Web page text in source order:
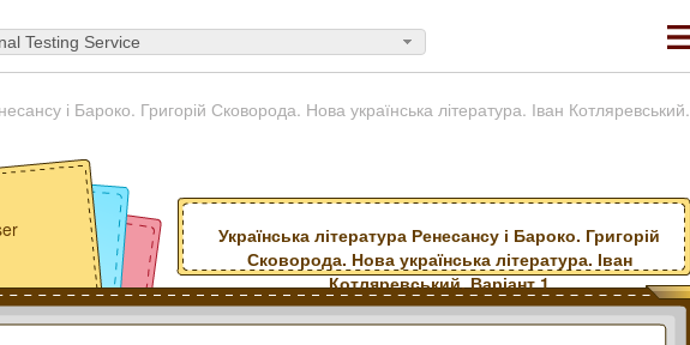
Testing Service
і Бароко. Григорій Сковорода. Нова українська література. Іван Котляревський.
Українська література Ренесансу і Бароко. Григорій
Сковорода. Нова українська література. Іван
Котляревський. Варіант 1